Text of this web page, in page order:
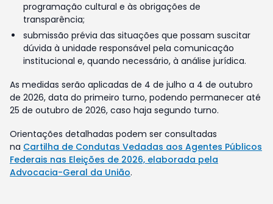
programação cultural e às obrigações de
transparência;
submissão prévia das situações que possam suscitar
dúvida à unidade responsável pela comunicação
institucional e, quando necessário, à análise jurídica.
As medidas serão aplicadas de 4 de julho a 4 de outubro
de 2026, data do primeiro turno, podendo permanecer até
25 de outubro de 2026, caso haja segundo turno.
Orientações detalhadas podem ser consultadas
na Cartilha de Condutas Vedadas aos Agentes Públicos
Federais nas Eleições de 2026, elaborada pela
Advocacia-Geral da União.